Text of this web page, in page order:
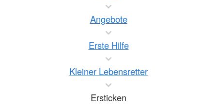
Angebote
Erste Hilfe
Kleiner Lebensretter
Ersticken